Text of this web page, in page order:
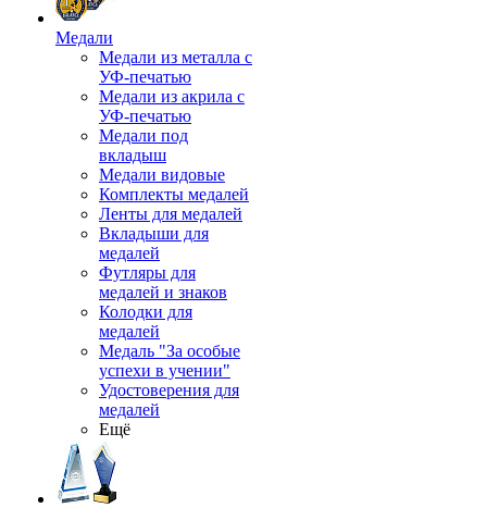
Медали
Медали из металла с
УФ-печатью
Медали из акрила с
УФ-печатью
Медали под
вкладыш
Медали видовые
Комплекты медалей
Ленты для медалей
Вкладыши для
медалей
Футляры для
медалей и знаков
Колодки для
медалей
Медаль "За особые
успехи в учении"
Удостоверения для
медалей
Ещё